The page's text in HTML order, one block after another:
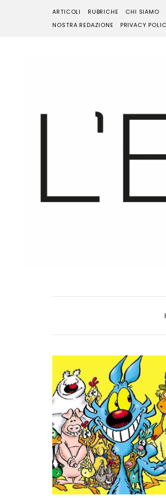
ARTICOLI RUBRICHE CHI SIAMO
NOSTRA REDAZIONE
PRIVACY